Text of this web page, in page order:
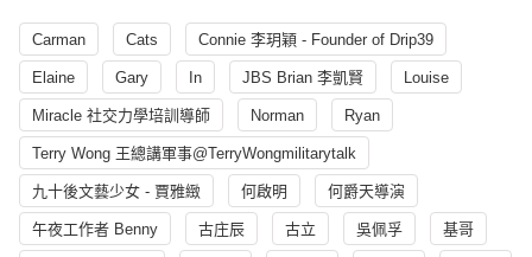
Carman Cats Connie 李玥穎 - Founder of Drip39
Elaine Gary In JBS Brian 李凱賢 Louise
Miracle 社交力學培訓導師 Norman Ryan
Terry Wong 王總講軍事@TerryWongmilitarytalk
九十後文藝少女 - 賈雅緻 何啟明 何爵天導演
午夜工作者 Benny 古庄辰 古立 吳佩孚 基哥